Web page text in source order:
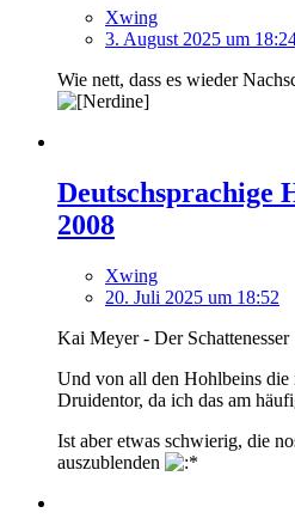
Xwing
3. August 2025 um
Wie nett, dass es wieder
Deutschsprachige
2008
Xwing
20. Juli 2025 um 18:52
Kai Meyer - Der Schattenesser
Und von all den Hohlbeins die
Druidentor, da ich das am
Ist aber etwas schwierig, die
auszublenden